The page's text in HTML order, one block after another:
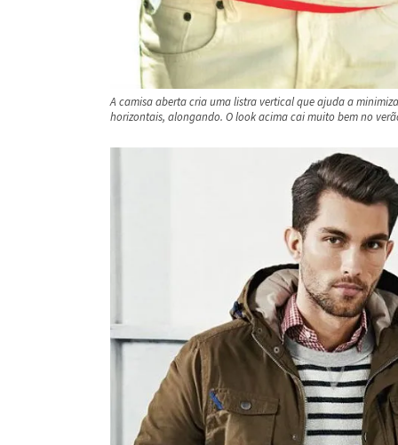
A camisa aberta cria uma listra vertical que ajuda a
horizontais, alongando. O look acima cai muito bem no